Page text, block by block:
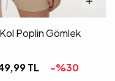
Poplin Gömlek
TL -%30